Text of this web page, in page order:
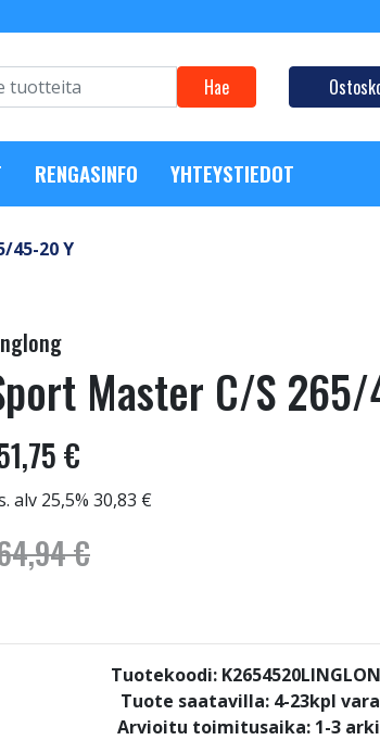
Hae
RENGASINFO YHTEYSTIEDOT
45-20 Y
Master C/S
€
alv 25,5% 30,83 €
€
Tuotekoodi:
Tuote saatavilla: 4-23kpl
Arvioitu toimitusaika: 1-3